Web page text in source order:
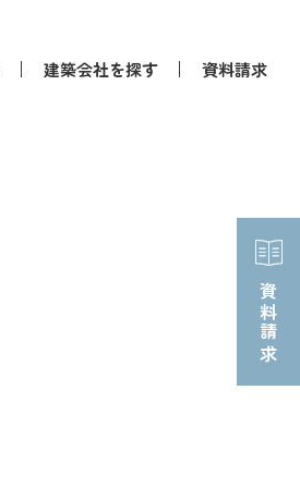
建築会社を探す 資料請求
資料請求